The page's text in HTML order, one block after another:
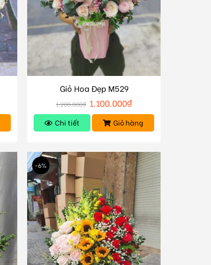
Giỏ Hoa Đẹp M529
1.200.000₫ 1.100.000₫
Chi tiết Giỏ hàng
-6%